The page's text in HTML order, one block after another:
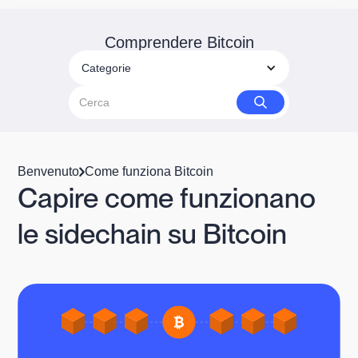
Comprendere Bitcoin
Categorie
Benvenuto Come funziona Bitcoin
Capire come funzionano
le sidechain su Bitcoin